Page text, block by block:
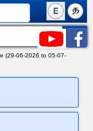
(29-06-2026 to 05-07-